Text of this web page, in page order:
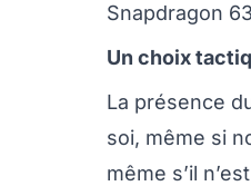
Snapdragon
Un choix
La présence
soi, même si
même s’il